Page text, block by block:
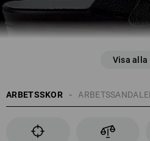
EN ISO 20345
Öppet hälområde möjligt
Halkskyddande
ARBETSSKOR